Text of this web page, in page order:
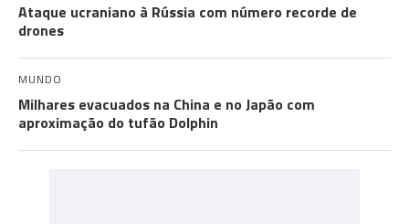
Ataque ucraniano à Rússia com número recorde de
drones
MUNDO
Milhares evacuados na China e no Japão com
aproximação do tufão Dolphin